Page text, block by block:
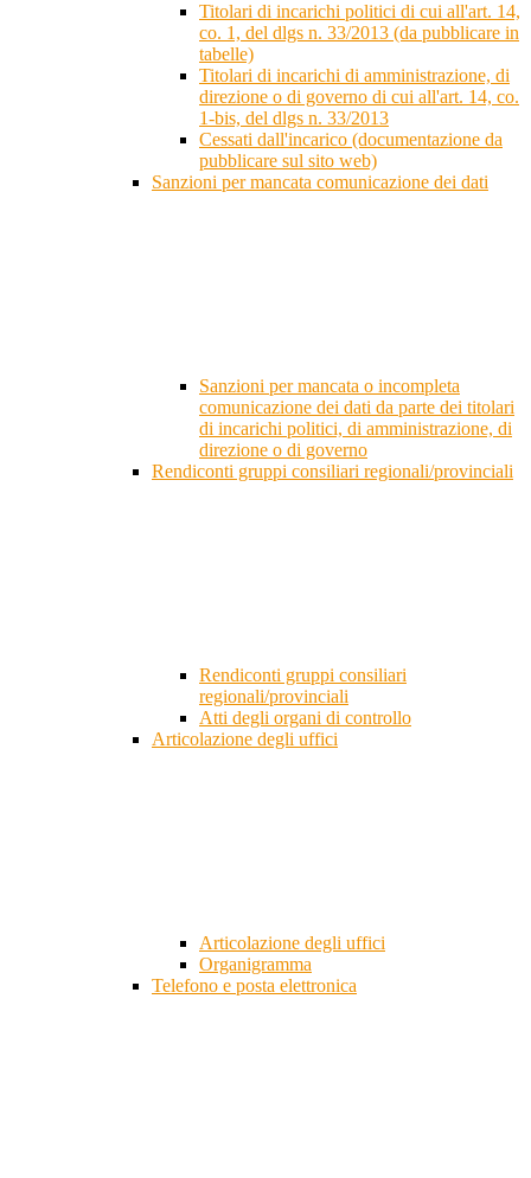
Titolari di incarichi politici di cui all'art. 14,
co. 1, del dlgs n. 33/2013 (da pubblicare in
tabelle)
Titolari di incarichi di amministrazione, di
direzione o di governo di cui all'art. 14, co.
1-bis, del dlgs n. 33/2013
Cessati dall'incarico (documentazione da
pubblicare sul sito web)
Sanzioni per mancata comunicazione dei dati
Sanzioni per mancata o incompleta
comunicazione dei dati da parte dei titolari
di incarichi politici, di amministrazione, di
direzione o di governo
Rendiconti gruppi consiliari regionali/provinciali
Rendiconti gruppi consiliari
regionali/provinciali
Atti degli organi di controllo
Articolazione degli uffici
Articolazione degli uffici
Organigramma
Telefono e posta elettronica